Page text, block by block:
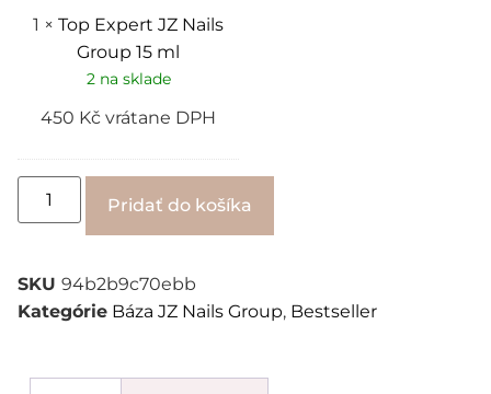
1 × Top Expert JZ Nails
Group 15 ml
2 na sklade
450 Kč vrátane DPH
Pridať do košíka
SKU 94b2b9c70ebb
Kategórie Báza JZ Nails Group, Bestseller